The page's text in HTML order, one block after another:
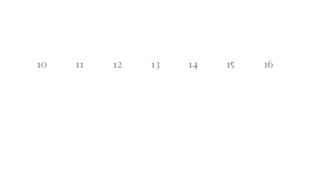
10 11 12 13 14 15 16